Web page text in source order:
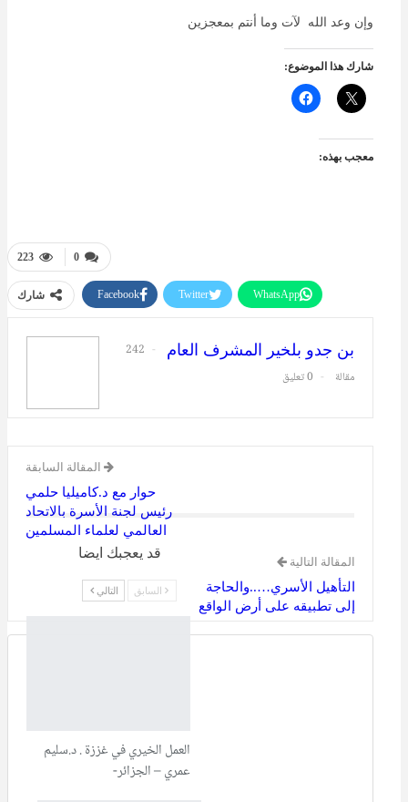
وإن وعد الله لآت وما أنتم بمعجزين
شارك هذا الموضوع:
معجب بهذه:
0
223
شارك Facebook Twitter WhatsApp
بن جدو بلخير المشرف العام
242
مقالة
0 تعليق
المقالة السابقة
حوار مع د.كاميليا حلمي
رئيس لجنة الأسرة بالاتحاد
العالمي لعلماء المسلمين
المقالة التالية
التأهيل الأسري…..والحاجة
إلى تطبيقه على أرض الواقع
قد يعجبك ايضا
العمل الخيري في غززة . د.سليم
عمري – الجزائر-
السابق التالي